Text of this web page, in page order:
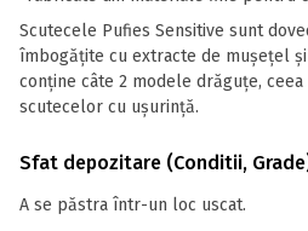
Scutecele Pufies Sensitive sunt
îmbogățite cu extracte de mușețel
conține câte 2 modele drăguțe,
scutecelor cu ușurință.
Sfat depozitare (Conditii,
A se păstra într-un loc uscat.